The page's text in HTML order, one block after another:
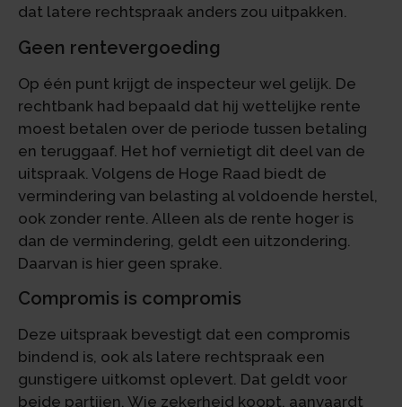
dat latere rechtspraak anders zou uitpakken.
Geen rentevergoeding
Op één punt krijgt de inspecteur wel gelijk. De
rechtbank had bepaald dat hij wettelijke rente
moest betalen over de periode tussen betaling
en teruggaaf. Het hof vernietigt dit deel van de
uitspraak. Volgens de Hoge Raad biedt de
vermindering van belasting al voldoende herstel,
ook zonder rente. Alleen als de rente hoger is
dan de vermindering, geldt een uitzondering.
Daarvan is hier geen sprake.
Compromis is compromis
Deze uitspraak bevestigt dat een compromis
bindend is, ook als latere rechtspraak een
gunstigere uitkomst oplevert. Dat geldt voor
beide partijen. Wie zekerheid koopt, aanvaardt